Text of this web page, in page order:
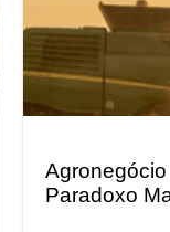
Paradoxo